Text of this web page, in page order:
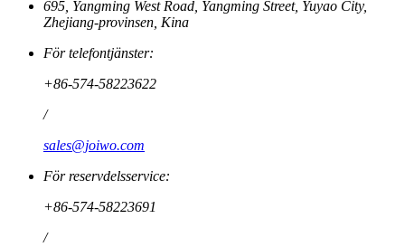
695, Yangming West Road, Yangming Street, Yuyao City,
Zhejiang-provinsen, Kina
För telefontjänster:
+86-574-58223622
/
sales@joiwo.com
För reservdelsservice:
+86-574-58223691
/